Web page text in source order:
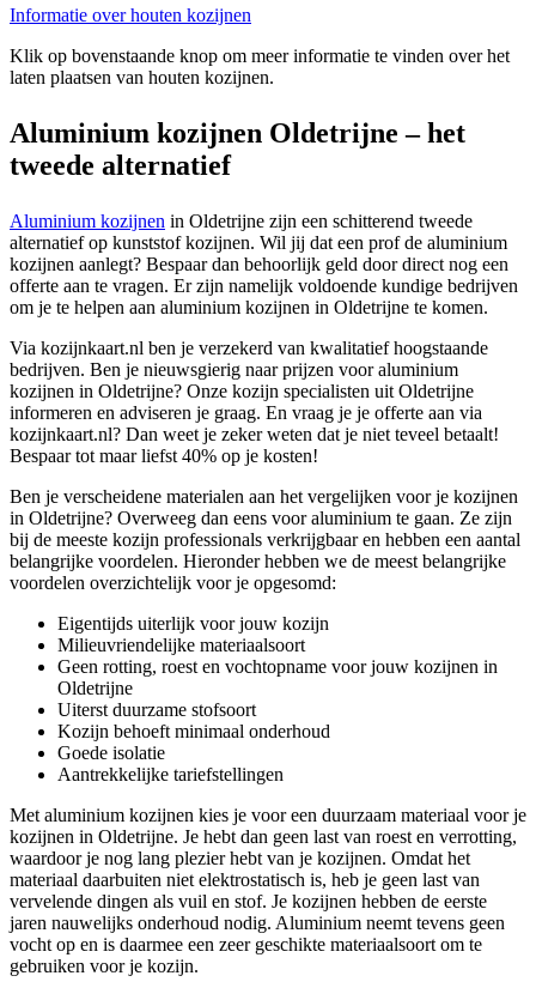
Informatie over houten kozijnen
Klik op bovenstaande knop om meer informatie te vinden over het
laten plaatsen van houten kozijnen.
Aluminium kozijnen Oldetrijne – het
tweede alternatief
Aluminium kozijnen in Oldetrijne zijn een schitterend tweede
alternatief op kunststof kozijnen. Wil jij dat een prof de aluminium
kozijnen aanlegt? Bespaar dan behoorlijk geld door direct nog een
offerte aan te vragen. Er zijn namelijk voldoende kundige bedrijven
om je te helpen aan aluminium kozijnen in Oldetrijne te komen.
Via kozijnkaart.nl ben je verzekerd van kwalitatief hoogstaande
bedrijven. Ben je nieuwsgierig naar prijzen voor aluminium
kozijnen in Oldetrijne? Onze kozijn specialisten uit Oldetrijne
informeren en adviseren je graag. En vraag je je offerte aan via
kozijnkaart.nl? Dan weet je zeker weten dat je niet teveel betaalt!
Bespaar tot maar liefst 40% op je kosten!
Ben je verscheidene materialen aan het vergelijken voor je kozijnen
in Oldetrijne? Overweeg dan eens voor aluminium te gaan. Ze zijn
bij de meeste kozijn professionals verkrijgbaar en hebben een aantal
belangrijke voordelen. Hieronder hebben we de meest belangrijke
voordelen overzichtelijk voor je opgesomd:
Eigentijds uiterlijk voor jouw kozijn
Milieuvriendelijke materiaalsoort
Geen rotting, roest en vochtopname voor jouw kozijnen in
Oldetrijne
Uiterst duurzame stofsoort
Kozijn behoeft minimaal onderhoud
Goede isolatie
Aantrekkelijke tariefstellingen
Met aluminium kozijnen kies je voor een duurzaam materiaal voor je
kozijnen in Oldetrijne. Je hebt dan geen last van roest en verrotting,
waardoor je nog lang plezier hebt van je kozijnen. Omdat het
materiaal daarbuiten niet elektrostatisch is, heb je geen last van
vervelende dingen als vuil en stof. Je kozijnen hebben de eerste
jaren nauwelijks onderhoud nodig. Aluminium neemt tevens geen
vocht op en is daarmee een zeer geschikte materiaalsoort om te
gebruiken voor je kozijn.